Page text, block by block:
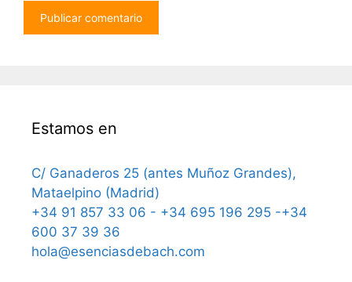
Estamos en
C/ Ganaderos 25 (antes Muñoz Grandes),
Mataelpino (Madrid)
+34 91 857 33 06 - +34 695 196 295 -+34
600 37 39 36
hola@esenciasdebach.com